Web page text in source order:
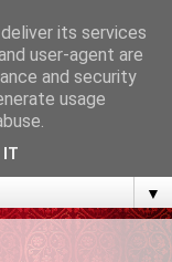
▼
its services
user-agent are
and security
usage
IT